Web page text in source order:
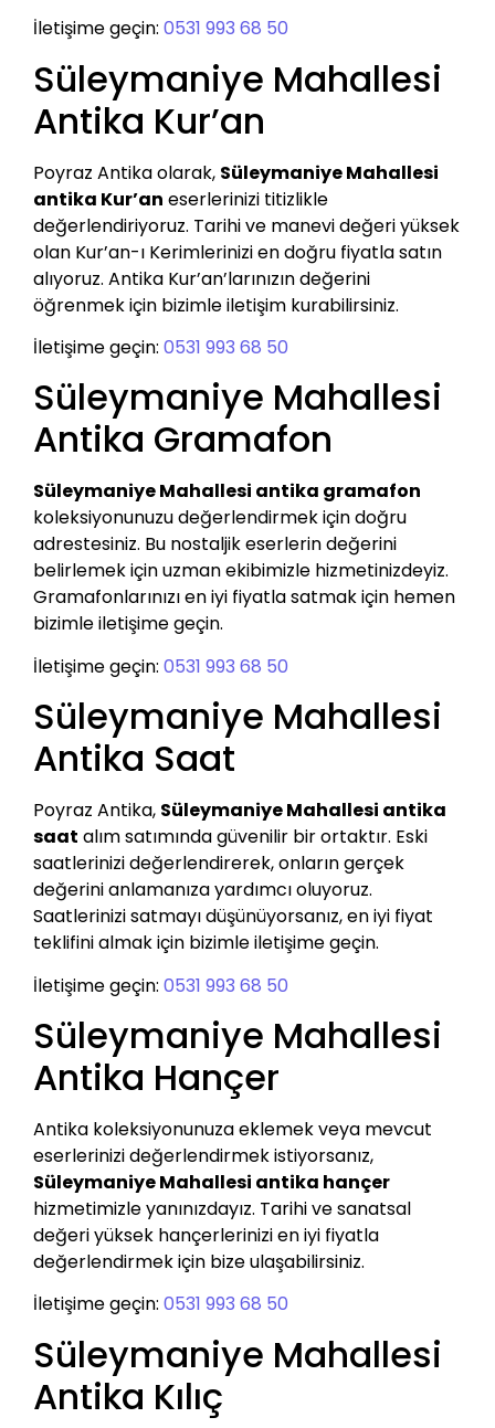
İletişime geçin: 0531 993 68 50
Süleymaniye Mahallesi
Antika Kur’an
Poyraz Antika olarak, Süleymaniye Mahallesi
antika Kur’an eserlerinizi titizlikle
değerlendiriyoruz. Tarihi ve manevi değeri yüksek
olan Kur’an-ı Kerimlerinizi en doğru fiyatla satın
alıyoruz. Antika Kur’an’larınızın değerini
öğrenmek için bizimle iletişim kurabilirsiniz.
İletişime geçin: 0531 993 68 50
Süleymaniye Mahallesi
Antika Gramafon
Süleymaniye Mahallesi antika gramafon
koleksiyonunuzu değerlendirmek için doğru
adrestesiniz. Bu nostaljik eserlerin değerini
belirlemek için uzman ekibimizle hizmetinizdeyiz.
Gramafonlarınızı en iyi fiyatla satmak için hemen
bizimle iletişime geçin.
İletişime geçin: 0531 993 68 50
Süleymaniye Mahallesi
Antika Saat
Poyraz Antika, Süleymaniye Mahallesi antika
saat alım satımında güvenilir bir ortaktır. Eski
saatlerinizi değerlendirerek, onların gerçek
değerini anlamanıza yardımcı oluyoruz.
Saatlerinizi satmayı düşünüyorsanız, en iyi fiyat
teklifini almak için bizimle iletişime geçin.
İletişime geçin: 0531 993 68 50
Süleymaniye Mahallesi
Antika Hançer
Antika koleksiyonunuza eklemek veya mevcut
eserlerinizi değerlendirmek istiyorsanız,
Süleymaniye Mahallesi antika hançer
hizmetimizle yanınızdayız. Tarihi ve sanatsal
değeri yüksek hançerlerinizi en iyi fiyatla
değerlendirmek için bize ulaşabilirsiniz.
İletişime geçin: 0531 993 68 50
Süleymaniye Mahallesi
Antika Kılıç